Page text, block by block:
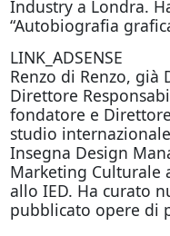
Industry a Londra.
“Autobiografia
LINK_ADSENSE
Renzo di Renzo, già
Direttore
fondatore e
studio
Insegna Design
Marketing Culturale
allo IED. Ha curato
pubblicato opere di